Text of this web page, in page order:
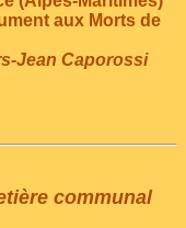
aux Morts de
Jean Caporossi
communal